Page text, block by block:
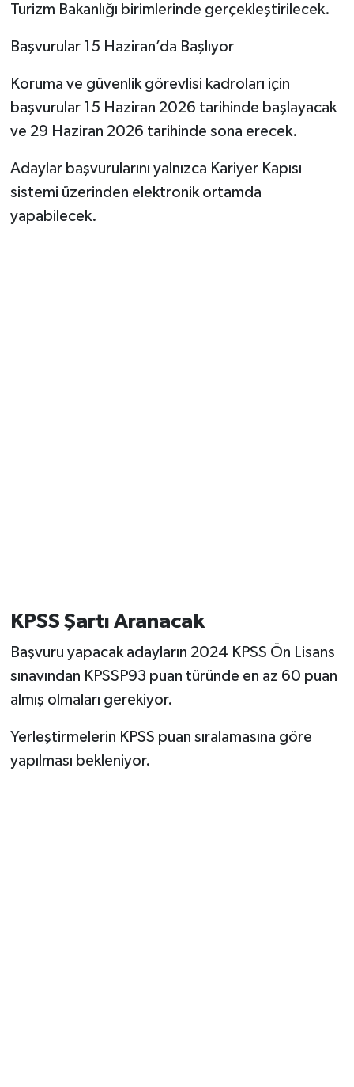
Turizm Bakanlığı birimlerinde gerçekleştirilecek.
Başvurular 15 Haziran’da Başlıyor
Koruma ve güvenlik görevlisi kadroları için
başvurular 15 Haziran 2026 tarihinde başlayacak
ve 29 Haziran 2026 tarihinde sona erecek.
Adaylar başvurularını yalnızca Kariyer Kapısı
sistemi üzerinden elektronik ortamda
yapabilecek.
KPSS Şartı Aranacak
Başvuru yapacak adayların 2024 KPSS Ön Lisans
sınavından KPSSP93 puan türünde en az 60 puan
almış olmaları gerekiyor.
Yerleştirmelerin KPSS puan sıralamasına göre
yapılması bekleniyor.